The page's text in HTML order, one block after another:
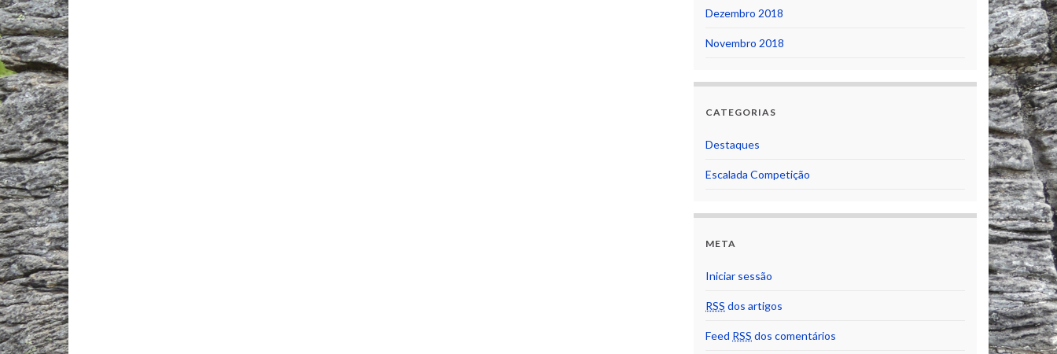
Dezembro 2018
Novembro 2018
CATEGORIAS
Destaques
Escalada Competição
META
Iniciar sessão
RSS dos artigos
Feed RSS dos comentários